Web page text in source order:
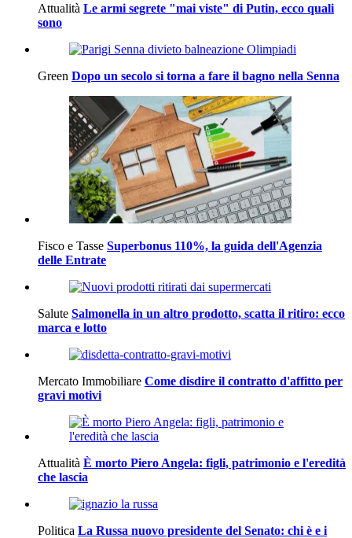
Attualità Le armi segrete "mai viste" di Putin, ecco quali
sono
Green Dopo un secolo si torna a fare il bagno nella Senna
Fisco e Tasse Superbonus 110%, la guida dell'Agenzia
delle Entrate
Salute Salmonella in un altro prodotto, scatta il ritiro: ecco
marca e lotto
Mercato Immobiliare Come disdire il contratto d'affitto per
gravi motivi
Attualità È morto Piero Angela: figli, patrimonio e l'eredità
che lascia
Politica La Russa nuovo presidente del Senato: chi è e i